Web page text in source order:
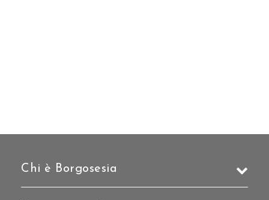
Chi è Borgosesia